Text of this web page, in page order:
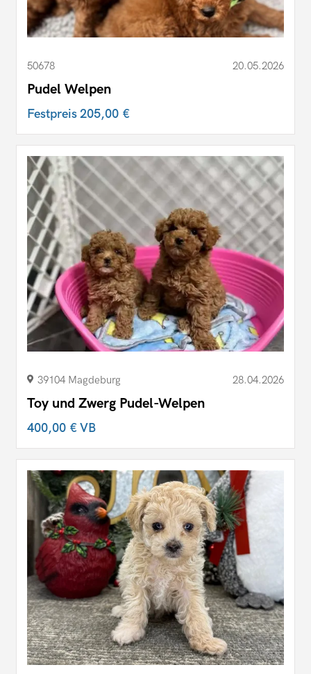
50678 20.05.2026
Pudel Welpen
Festpreis205,00 €
39104 Magdeburg 28.04.2026
Toy und Zwerg Pudel-Welpen
400,00 €VB